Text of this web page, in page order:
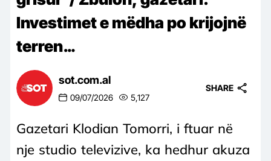
Investimet e mëdha po krijojnë
terren…
sot.com.al
09/07/2026 5,127
SHARE
Gazetari Klodian Tomorri, i ftuar në
nje studio televizive, ka hedhur akuza